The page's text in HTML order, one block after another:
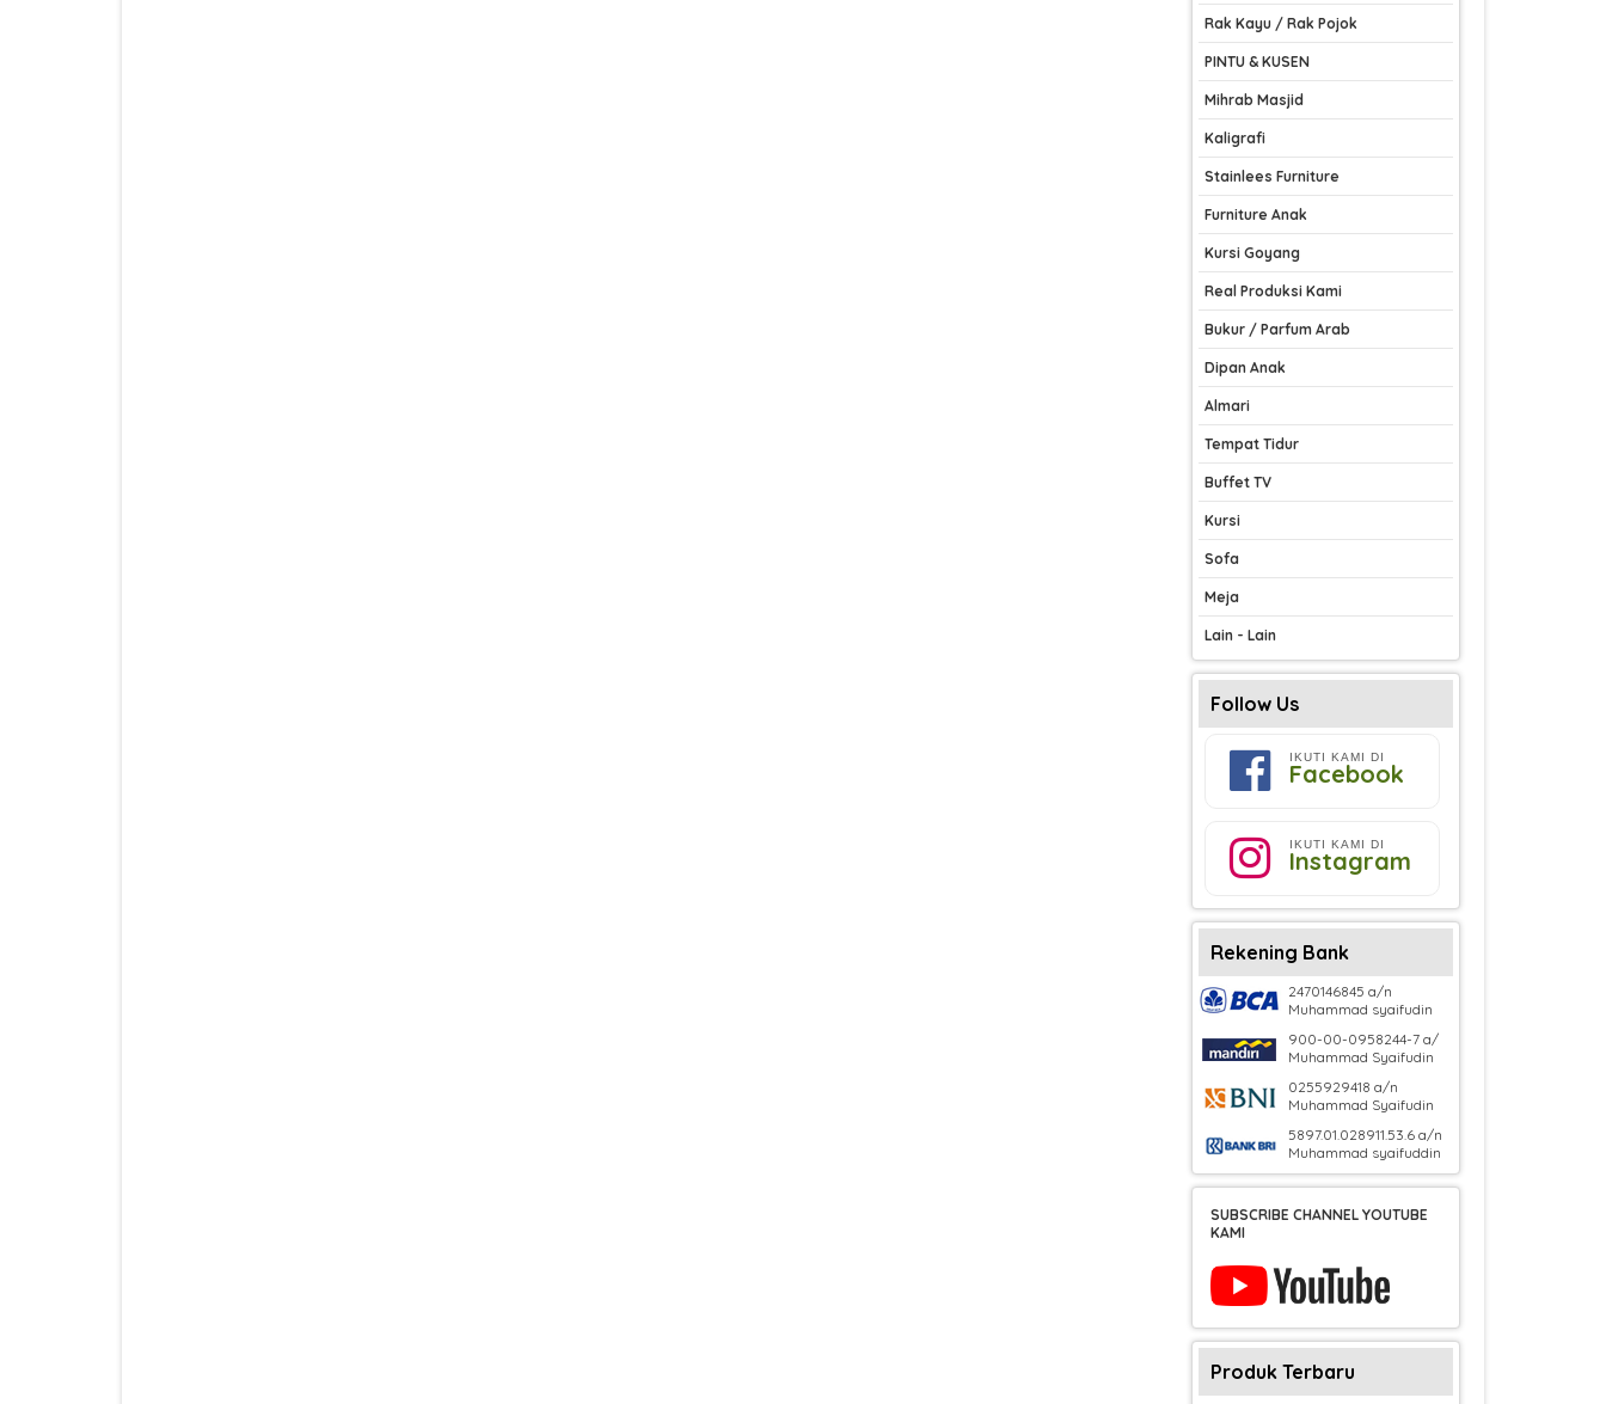
Rak Kayu / Rak Pojok
PINTU & KUSEN
Mihrab Masjid
Kaligrafi
Stainlees Furniture
Furniture Anak
Kursi Goyang
Real Produksi Kami
Bukur / Parfum Arab
Dipan Anak
Almari
Tempat Tidur
Buffet TV
Kursi
Sofa
Meja
Lain - Lain
Follow Us
IKUTI KAMI DI
Facebook
IKUTI KAMI DI
Instagram
Rekening Bank
2470146845 a/n
Muhammad syaifudin
900-00-0958244-7 a/
Muhammad Syaifudin
0255929418 a/n
Muhammad Syaifudin
5897.01.028911.53.6 a/n
Muhammad syaifuddin
SUBSCRIBE CHANNEL YOUTUBE
KAMI
Produk Terbaru